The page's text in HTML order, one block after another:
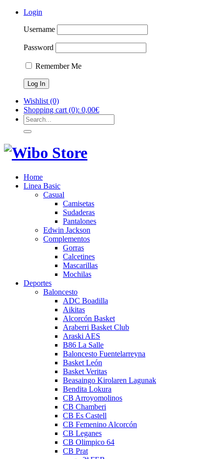
Login
Username
Password
Remember Me
Wishlist (0)
Shopping cart (0): 0,00€
Home
Linea Basic
Casual
Camisetas
Sudaderas
Pantalones
Edwin Jackson
Complementos
Gorras
Calcetines
Mascarillas
Mochilas
Deportes
Baloncesto
ADC Boadilla
Aikitas
Alcorcón Basket
Araberri Basket Club
Araski AES
B86 La Salle
Baloncesto Fuentelarreyna
Basket León
Basket Veritas
Beasaingo Kirolaren Lagunak
Bendita Lokura
CB Arroyomolinos
CB Chamberi
CB Es Castell
CB Femenino Alcorcón
CB Leganes
CB Olimpico 64
CB Prat